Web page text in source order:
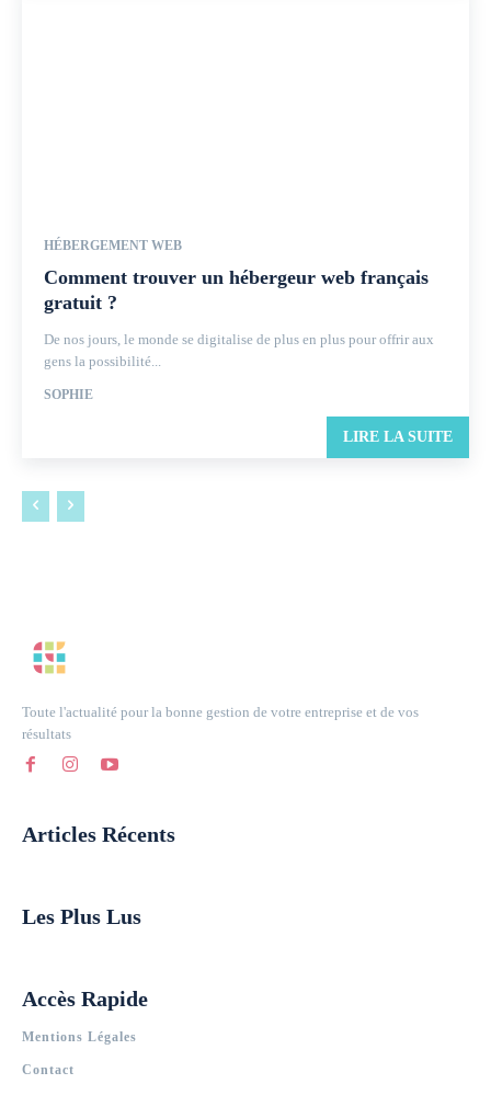
HÉBERGEMENT WEB
Comment trouver un hébergeur web français
gratuit ?
De nos jours, le monde se digitalise de plus en plus pour offrir aux
gens la possibilité...
SOPHIE
LIRE LA SUITE
Toute l'actualité pour la bonne gestion de votre entreprise et de vos
résultats
Articles Récents
Les Plus Lus
Accès Rapide
Mentions Légales
Contact